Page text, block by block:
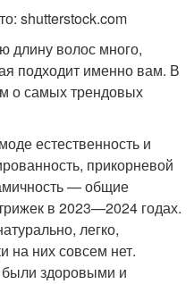
shutterstock.com
длину волос много,
подходит именно вам. В
о самых трендовых
естественность и
прикорневой
— общие
в 2023—2024 годах.
легко,
на них совсем нет.
здоровыми и